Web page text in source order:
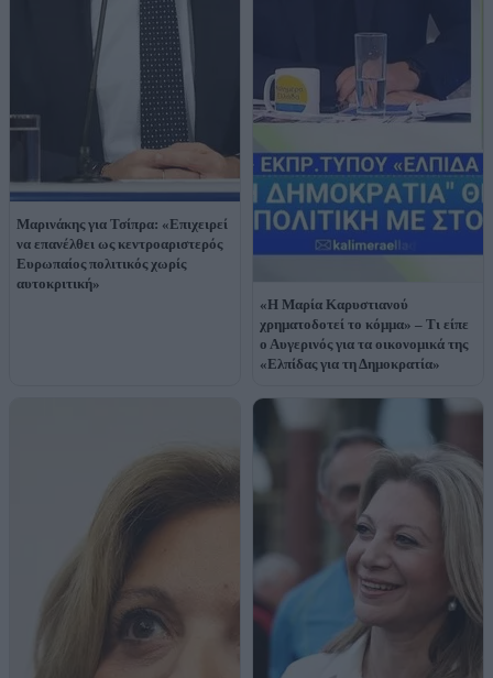
Μαρινάκης για Τσίπρα: «Επιχειρεί
να επανέλθει ως κεντροαριστερός
Ευρωπαίος πολιτικός χωρίς
αυτοκριτική»
«Η Μαρία Καρυστιανού
χρηματοδοτεί το κόμμα» – Τι είπε
ο Αυγερινός για τα οικονομικά της
«Ελπίδας για τη Δημοκρατία»